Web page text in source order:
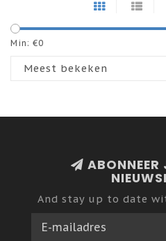
Min: €0
Meest bekeken
ABONNEER
And stay up to date